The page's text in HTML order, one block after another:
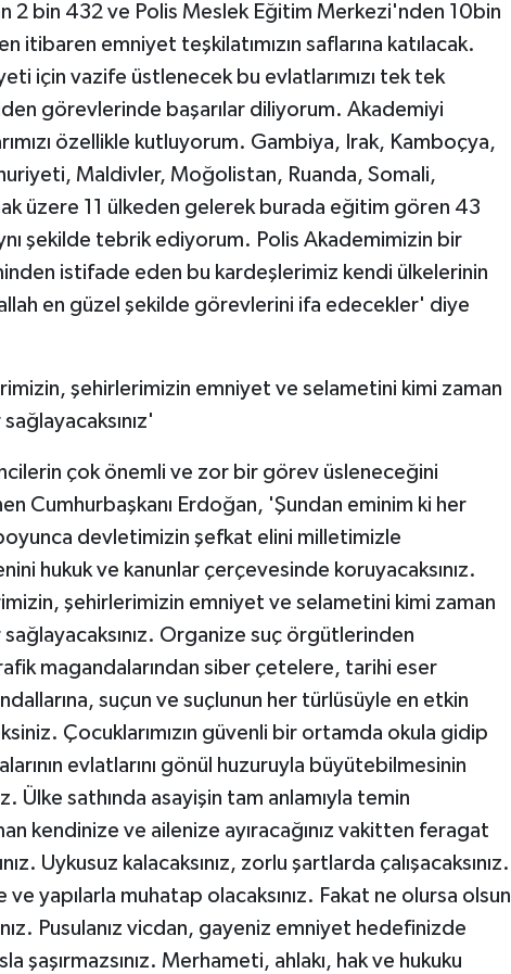
2 bin 432 ve Polis Meslek Eğitim Merkezi'nden 10bin
itibaren emniyet teşkilatımızın saflarına katılacak.
için vazife üstlenecek bu evlatlarımızı tek tek
görevlerinde başarılar diliyorum. Akademiyi
özellikle kutluyorum. Gambiya, Irak, Kamboçya,
Maldivler, Moğolistan, Ruanda, Somali,
üzere 11 ülkeden gelerek burada eğitim gören 43
şekilde tebrik ediyorum. Polis Akademimizin bir
istifade eden bu kardeşlerimiz kendi ülkelerinin
en güzel şekilde görevlerini ifa edecekler' diye
şehirlerimizin emniyet ve selametini kimi zaman
sağlayacaksınız'
çok önemli ve zor bir görev üsleneceğini
Cumhurbaşkanı Erdoğan, 'Şundan eminim ki her
devletimizin şefkat elini milletimizle
hukuk ve kanunlar çerçevesinde koruyacaksınız.
şehirlerimizin emniyet ve selametini kimi zaman
sağlayacaksınız. Organize suç örgütlerinden
magandalarından siber çetelere, tarihi eser
suçun ve suçlunun her türlüsüyle en etkin
Çocuklarımızın güvenli bir ortamda okula gidip
evlatlarını gönül huzuruyla büyütebilmesinin
Ülke sathında asayişin tam anlamıyla temin
kendinize ve ailenize ayıracağınız vakitten feragat
Uykusuz kalacaksınız, zorlu şartlarda çalışacaksınız.
ve yapılarla muhatap olacaksınız. Fakat ne olursa olsun
Pusulanız vicdan, gayeniz emniyet hedefinizde
şaşırmazsınız. Merhameti, ahlakı, hak ve hukuku